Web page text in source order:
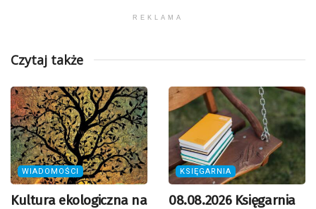
REKLAMA
Czytaj także
WIADOMOŚCI
Kultura ekologiczna na
KSIĘGARNIA
08.08.2026 Księgarnia